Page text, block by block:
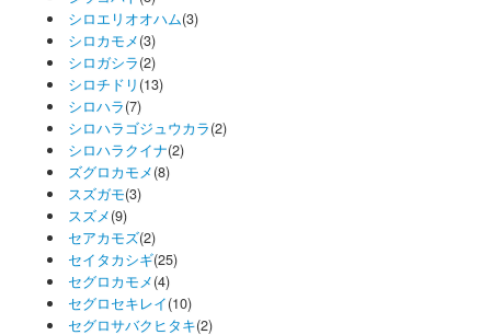
シロエリオオハム(3)
シロカモメ(3)
シロガシラ(2)
シロチドリ (13)
シロハラ(7)
シロハラゴジュウカラ(2)
シロハラクイナ(2)
ズグロカモメ(8)
スズガモ(3)
スズメ(9)
セアカモズ(2)
セイタカシギ(25)
セグロカモメ(4)
セグロセキレイ(10)
セグロサバクヒタキ(2)